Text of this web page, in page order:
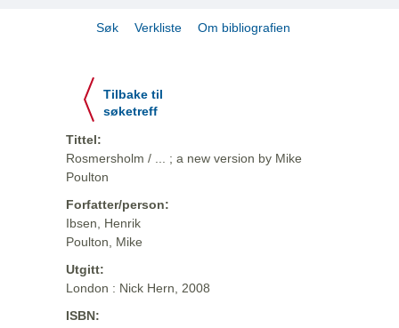
Søk Verkliste Om bibliografien
Tilbake til
søketreff
Tittel:
Rosmersholm / ... ; a new version by Mike
Poulton
Forfatter/person:
Ibsen, Henrik
Poulton, Mike
Utgitt:
London : Nick Hern, 2008
ISBN: